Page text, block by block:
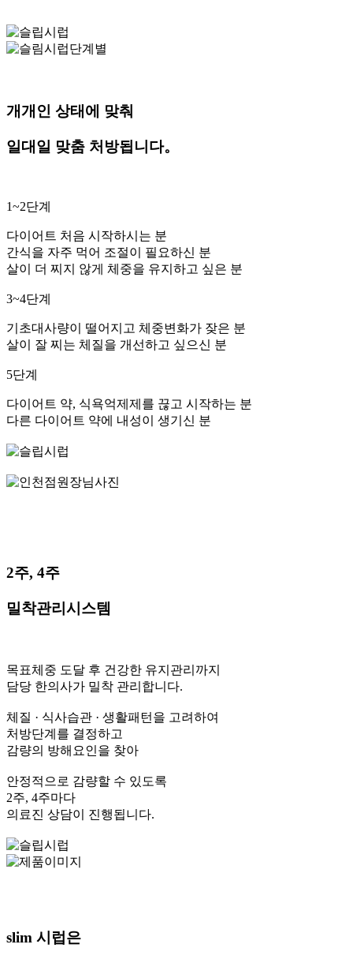
개개인 상태에 맞춰
일대일 맞춤 처방됩니다。
1~2단계
다이어트 처음 시작하시는 분
간식을 자주 먹어 조절이 필요하신 분
살이 더 찌지 않게 체중을 유지하고 싶은 분
3~4단계
기초대사량이 떨어지고 체중변화가 잦은 분
살이 잘 찌는 체질을 개선하고 싶으신 분
5단계
다이어트 약, 식욕억제제를 끊고 시작하는 분
다른 다이어트 약에 내성이 생기신 분
2주, 4주
밀착관리시스템
목표체중 도달 후 건강한 유지관리까지
담당 한의사가 밀착 관리합니다.
체질 · 식사습관 · 생활패턴을 고려하여
처방단계를 결정하고
감량의 방해요인을 찾아
안정적으로 감량할 수 있도록
2주, 4주마다
의료진 상담이 진행됩니다.
slim 시럽은